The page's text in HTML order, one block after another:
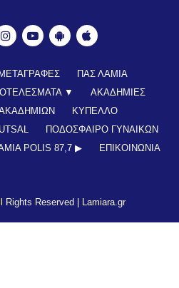
ΜΕΤΑΓΡΑΦΕΣ
ΠΑΣ ΛΑΜΙΑ
▼
ΑΚΑΔΗΜΙΕΣ
ΚΥΠΕΛΛΟ
ΠΟΔΟΣΦΑΙΡΟ ΓΥΝΑΙΚΩΝ
POLIS 87,7 ▶︎ ΕΠΙΚΟΙΝΩΝΊΑ
Rights Reserved | Lamiara.gr